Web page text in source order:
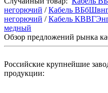
негорючий /Кабель
негорючий /Кабель
медный
Обзор предложений рынка
Российские крупнейшие
продукции: